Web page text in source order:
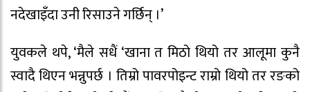
नदेखाइँदा उनी रिसाउने गर्छिन् ।’
युवकले थपे, ‘मैले सधैं ‘खाना त मिठो थियो तर आलूमा कुनै
स्वादै थिएन भन्नुपर्छ । तिम्रो पावरपोइन्ट राम्रो थियो तर रङको